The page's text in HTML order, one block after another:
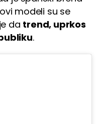
modeli su se
da trend, uprkos
.